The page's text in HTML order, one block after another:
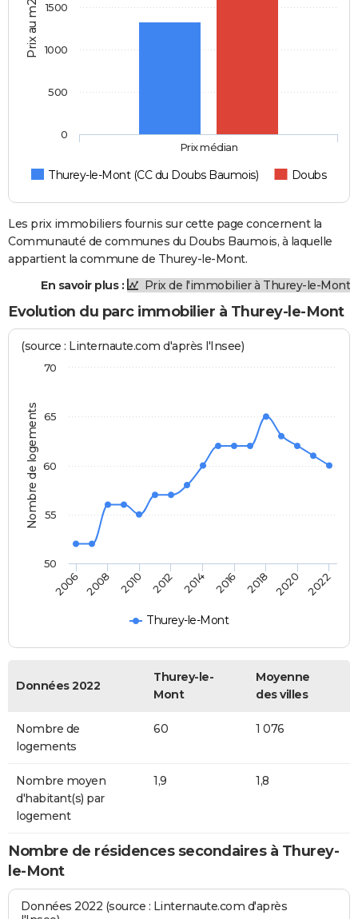
Prix au m2
Thurey-le-Mont (CC du Doubs Baumois) Doubs
Prix médian
0
500
1000
1500
Les prix immobiliers fournis sur cette page concernent la
Communauté de communes du Doubs Baumois, à laquelle
appartient la commune de Thurey-le-Mont.
En savoir plus :
Prix de l'immobilier à Thurey-le-Mont
Evolution du parc immobilier à Thurey-le-Mont
Nombre de logements
(source : Linternaute.com d'après l'Insee)
Thurey-le-Mont
2006 2008 2010 2012 2014 2016 2018 2020 2022
50
55
60
65
70
Données 2022
Thurey-le-
Mont
Moyenne
des villes
Nombre de
logements
60 1 076
Nombre moyen
d'habitant(s) par
logement
1,9 1,8
Nombre de résidences secondaires à Thurey-
le-Mont
Données 2022 (source : Linternaute.com d'après